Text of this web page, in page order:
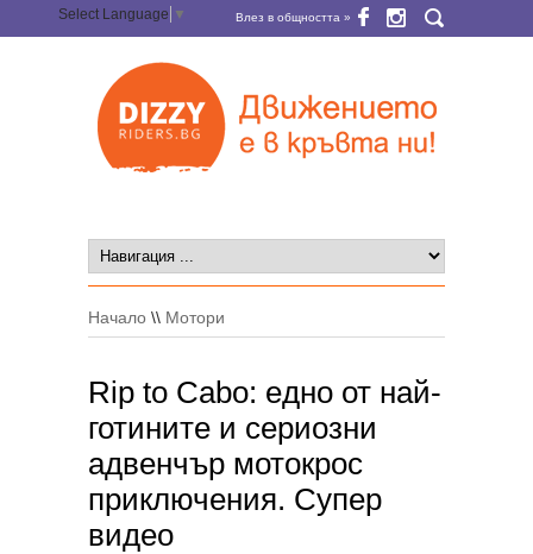
Select Language ▼ Влез в общността »
Начало \\ Мотори
Rip to Cabo: eдно от най-
готините и сериозни
адвенчър мотокрос
приключения. Супер
видео